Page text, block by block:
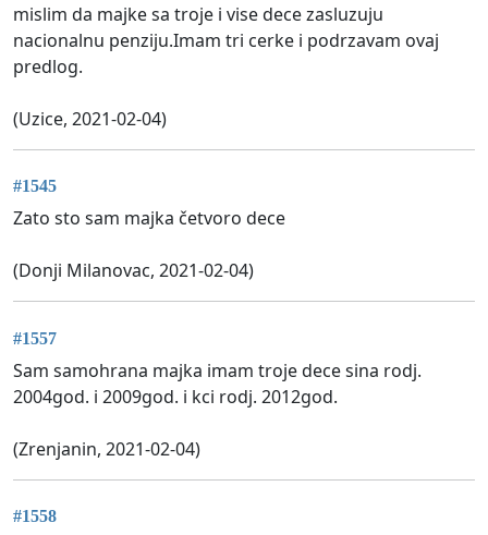
mislim da majke sa troje i vise dece zasluzuju
nacionalnu penziju.Imam tri cerke i podrzavam ovaj
predlog.
(Uzice, 2021-02-04)
#1545
Zato sto sam majka četvoro dece
(Donji Milanovac, 2021-02-04)
#1557
Sam samohrana majka imam troje dece sina rodj.
2004god. i 2009god. i kci rodj. 2012god.
(Zrenjanin, 2021-02-04)
#1558